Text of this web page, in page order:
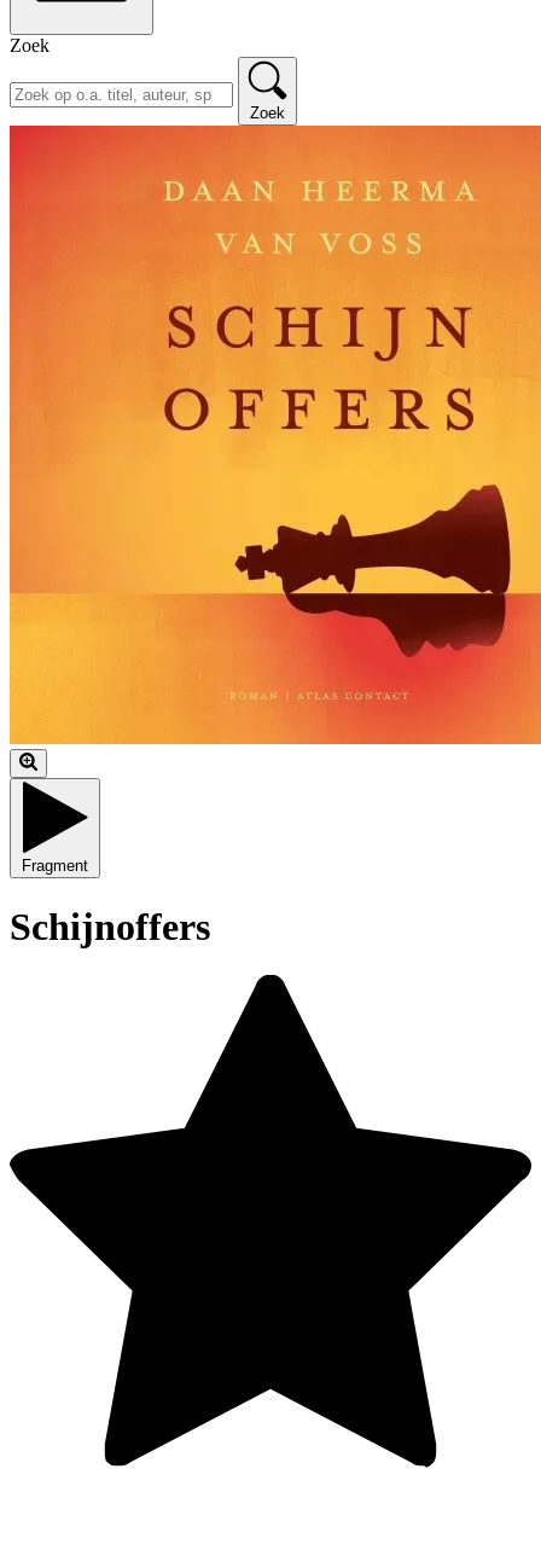
Zoek
Zoek
Fragment
Schijnoffers